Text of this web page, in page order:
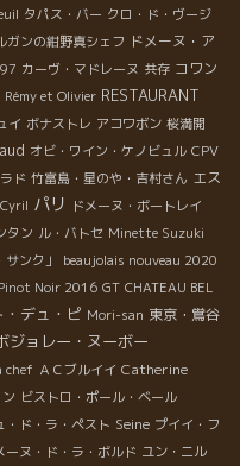
タパス・バー クロ・ド・ヴージ
ガンの紺野真シェフ ドメーヌ・ア
カーヴ・マドレーヌ 共存 コワン
Rémy et Olivier RESTAURANT
イ ボナストレ アコワボン 桜満開
オビ・ワイン・ケノビュル CPV
ド 竹富島・星のや・吉村さん エス
Cyril パリ ドメーヌ・ボートレイ
タン ル・バトセ Minette Suzuki
ンク」 beaujolais nouveau 2020
Pinot Noir 2016 GT CHATEAU BEL
・デュ・ピ Mori-san 東京・鴬谷
ジョレー・ヌーボー
chef ＡＣブルイイ Catherine
ビストロ・ポール・ベール
・ド・ラ・ペスト Seine プイイ・フ
ーヌ・ド・ラ・ボルド ユン・ニル